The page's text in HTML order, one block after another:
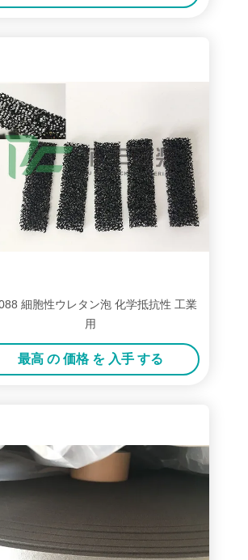
細胞性ウレタン泡 化学抵抗性 工業
用
最高 の 価格 を 入手 する